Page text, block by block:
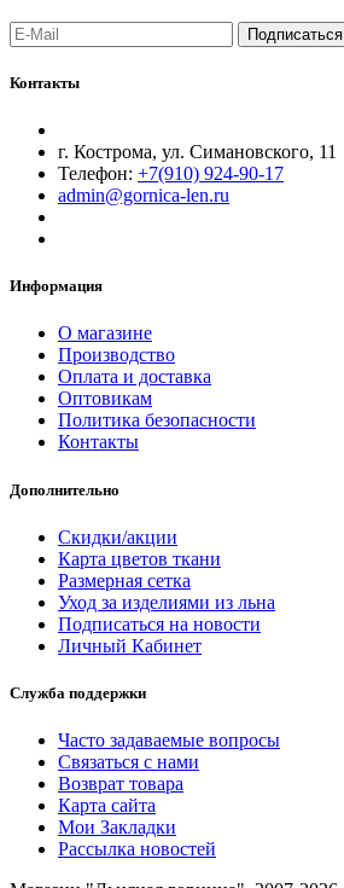
Подписаться
Контакты
г. Кострома, ул. Симановского, 11
Телефон: +7(910) 924-90-17
admin@gornica-len.ru
Информация
О магазине
Производство
Оплата и доставка
Оптовикам
Политика безопасности
Контакты
Дополнительно
Скидки/акции
Карта цветов ткани
Размерная сетка
Уход за изделиями из льна
Подписаться на новости
Личный Кабинет
Служба поддержки
Часто задаваемые вопросы
Связаться с нами
Возврат товара
Карта сайта
Мои Закладки
Рассылка новостей